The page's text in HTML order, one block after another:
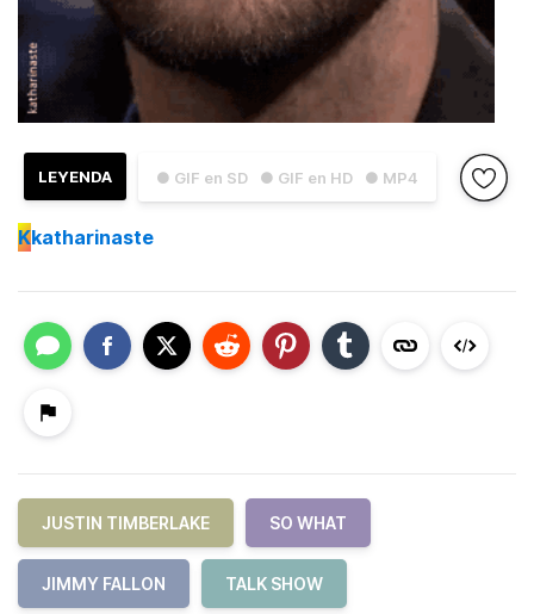
● GIF en SD ● GIF en HD ● MP4
LEYENDA
Kkatharinaste
JUSTIN TIMBERLAKE SO WHAT
JIMMY FALLON TALK SHOW